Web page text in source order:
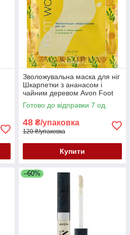
Зволожувальна маска для ніг
Шкарпетки з ананасом і
чайним деревом Avon Foot
Works
Готово до відправки 7 од.
48 ₴/упаковка
120 ₴/упаковка
Купити
–60%